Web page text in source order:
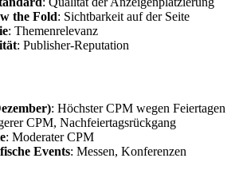
the Fold: Sichtbarkeit auf der Seite
: Themenrelevanz
: Publisher-Reputation
: Höchster CPM wegen Feiertagen
CPM, Nachfeiertagsrückgang
: Moderater CPM
Events: Messen, Konferenzen